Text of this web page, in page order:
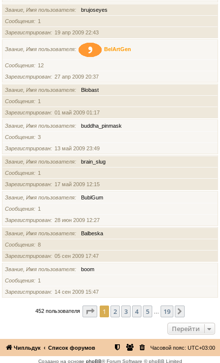
Звание, Имя пользователя
brujoseyes
Сообщения
1
Зарегистрирован
19 апр 2009 22:43
Звание, Имя пользователя BelArtGen
Сообщения
12
Зарегистрирован
27 апр 2009 20:37
Звание, Имя пользователя
Blobast
Сообщения
1
Зарегистрирован
01 май 2009 01:17
Звание, Имя пользователя
buddha_pinmask
Сообщения
3
Зарегистрирован
13 май 2009 23:49
Звание, Имя пользователя
brain_slug
Сообщения
1
Зарегистрирован
17 май 2009 12:15
Звание, Имя пользователя
BublGum
Сообщения
1
Зарегистрирован
28 июн 2009 12:27
Звание, Имя пользователя
Balbeska
Сообщения
8
Зарегистрирован
05 сен 2009 17:47
Звание, Имя пользователя
boom
Сообщения
1
Зарегистрирован
14 сен 2009 15:47
452 пользователя Страница из 19
1 2 3 4 5 19
Перейти
Чипльдук Список форумов Часовой пояс: UTC+03:00
Создано на основе phpBB® Forum Software © phpBB Limited